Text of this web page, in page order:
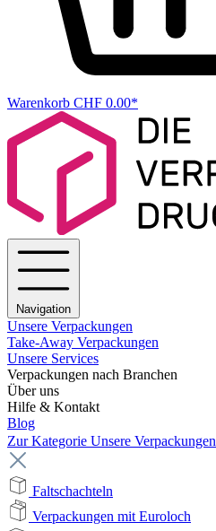
Warenkorb CHF 0.00*
Navigation
Unsere Verpackungen
Take-Away Verpackungen
Unsere Services
Verpackungen nach Branchen
Über uns
Hilfe & Kontakt
Blog
Zur Kategorie Unsere Verpackungen
Faltschachteln
Verpackungen mit Euroloch